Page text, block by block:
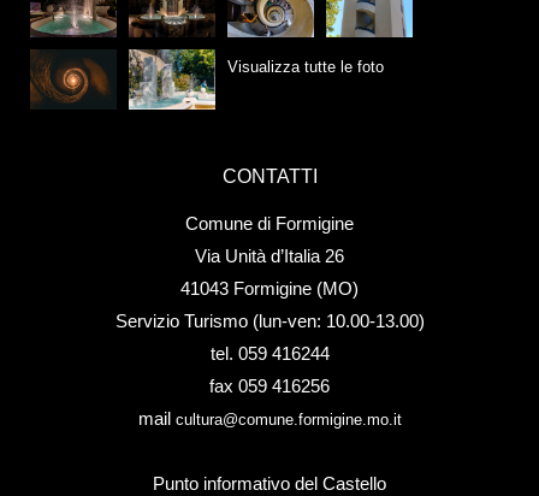
Visualizza tutte le foto
CONTATTI
Comune di Formigine
Via Unità d’Italia 26
41043 Formigine (MO)
Servizio Turismo (lun-ven: 10.00-13.00)
tel. 059 416244
fax 059 416256
mail cultura@comune.formigine.mo.it
Punto informativo del Castello